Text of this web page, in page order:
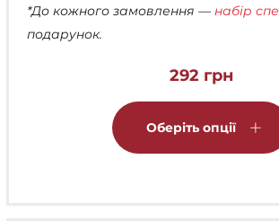
*До кожного замовлення — набір
подарунок.
292 грн
Оберіть опції